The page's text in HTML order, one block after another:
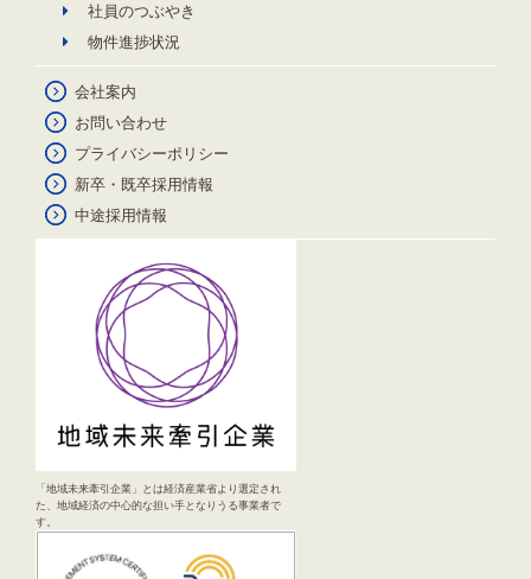
社員のつぶやき
物件進捗状況
会社案内
お問い合わせ
プライバシーポリシー
新卒・既卒採用情報
中途採用情報
「地域未来牽引企業」とは経済産業省より選定され
た、地域経済の中心的な担い手となりうる事業者で
す。